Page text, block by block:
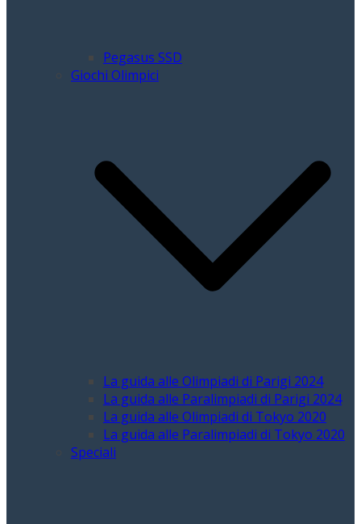
Pegasus SSD
Giochi Olimpici
La guida alle Olimpiadi di Parigi 2024
La guida alle Paralimpiadi di Parigi 2024
La guida alle Olimpiadi di Tokyo 2020
La guida alle Paralimpiadi di Tokyo 2020
Speciali